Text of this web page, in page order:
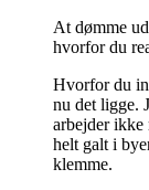
At dømme
hvorfor du
Hvorfor du
nu det ligge.
arbejder ikke
helt galt i
klemme.